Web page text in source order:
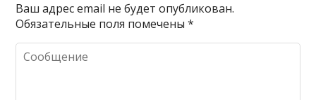
Ваш адрес email не будет опубликован.
Обязательные поля помечены*